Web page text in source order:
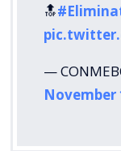
🔝
—
November